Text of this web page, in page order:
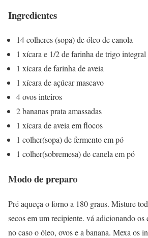
Ingredientes
14 colheres (sopa) de óleo de canola
1 xícara e 1/2 de farinha de trigo integral
1 xícara de farinha de aveia
1 xícara de açúcar mascavo
4 ovos inteiros
2 bananas prata amassadas
1 xícara de aveia em flocos
1 colher(sopa) de fermento em pó
1 colher(sobremesa) de canela em pó
Modo de preparo
Pré aqueça o forno a 180 graus. Misture
secos em um recipiente. vá adicionando os
no caso o óleo, ovos e a banana. Mexa os